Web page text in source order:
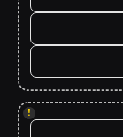
!